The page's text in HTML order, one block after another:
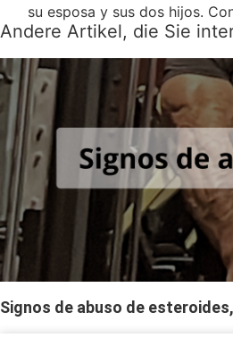
su esposa y sus dos hijos.
Andere Artikel, die Sie
Signos de abuso de